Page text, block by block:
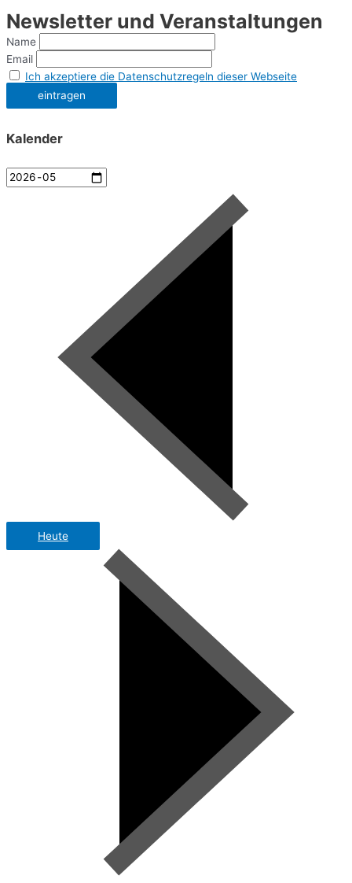
Newsletter und Veranstaltungen
Name
Email
Ich akzeptiere die Datenschutzregeln dieser Webseite
Kalender
Heute